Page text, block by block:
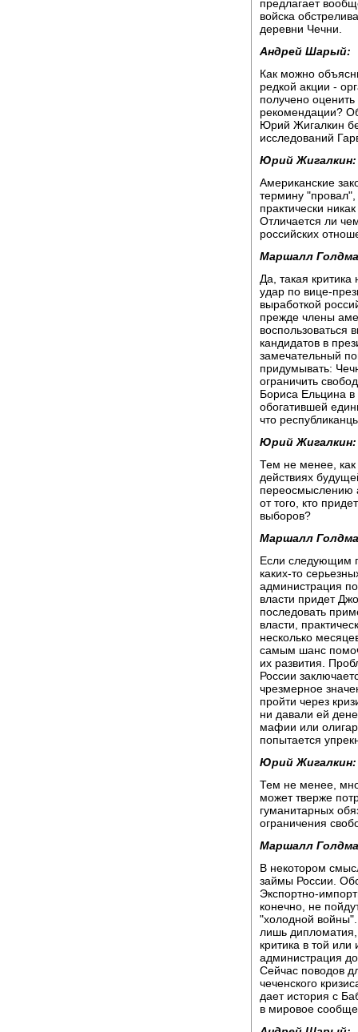
предлагает
войска
деревни Чечни.
Андрей Шарый:
Как можно
редкой акции -
получено
рекомендации?
Юрий Жигалкин
исследований
Юрий Жигалкин:
Американские
термину
практически
Отличается ли
российских
Маршалл
Да, такая
удар по вице-
выработкой
прежде члены
воспользоваться
кандидатов в
замечательный
придумывать:
ограничить
Бориса Ельцина
обогатившей
что
Юрий Жигалкин:
Тем не менее, как
действиях
переосмыслению
от того, кто
выборов?
Маршалл
Если следующим
каких-то
администрация
власти придет
последовать
власти,
несколько
самым шанс
их развития.
России
чрезмерное
пройти через
ни давали ей
мафии или
попытается
Юрий Жигалкин:
Тем не менее,
может тверже
гуманитарных
ограничения
Маршалл
В некотором
займы России.
Экспортно-
конечно, не
"холодной
лишь дипломатия,
критика в той
администрация
Сейчас поводов
чеченского
дает история с
в мировое